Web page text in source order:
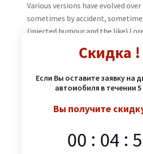
Various versions have evolved
sometimes by accident,
(injected humour and the
amet industry. Simply Dummy has
typesetting.
Категория:
Летние шины
Скидка !
Если Вы оставите заявку на
автомобиля в течении
Вы получите
00 : 04 :